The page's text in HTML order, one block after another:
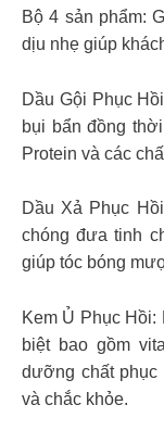
Bộ 4 sản phẩm:
dịu nhẹ giúp
Dầu Gội Phục
bụi bẩn đồng
Protein và các
Dầu Xả Phục
chóng đưa tinh
giúp tóc bóng
Kem Ủ Phục
biệt bao gồm
dưỡng chất
và chắc khỏe.